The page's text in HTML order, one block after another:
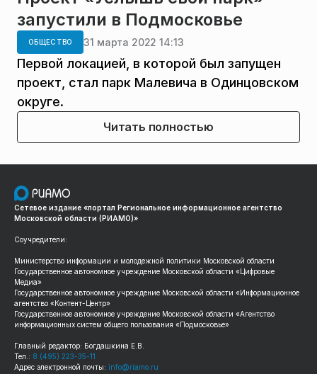
запустили в Подмосковье
ОБЩЕСТВО 31 марта 2022 14:13
Первой локацией, в которой был запущен
проект, стал парк Малевича в Одинцовском
округе.
Читать полностью
Сетевое издание «портал Региональное информационное агентство
Московской области (РИАМО)»
Соучредители:
Министерство информации и молодежной политики Московской области
Государственное автономное учреждение Московской области «Цифровые
Медиа»
Государственное автономное учреждение Московской области «Информационное
агентство «Контент-Центр»
Государственное автономное учреждение Московской области «Агентство
информационных систем общего пользования «Подмосковье»
Главный редактор: Богдашкина Е.В.
Тел.: 8 (495) 223-35-11
Адрес электронной почты: info@riamo.ru